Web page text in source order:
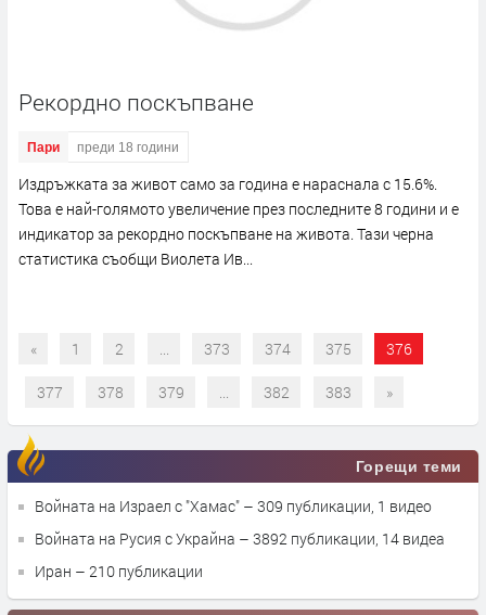
Рекордно поскъпване
Пари преди 18 години
Издръжката за живот само за година е нараснала с 15.6%.
Това е най-голямото увеличение през последните 8 години и е
индикатор за рекордно поскъпване на живота. Тази черна
статистика съобщи Виолета Ив...
« 1 2 ... 373 374 375 376
377 378 379 ... 382 383 »
Горещи теми
Войната на Израел с "Хамас"
– 309 публикации, 1 видео
Войната на Русия с Украйна
– 3892 публикации, 14 видеа
Иран
– 210 публикации